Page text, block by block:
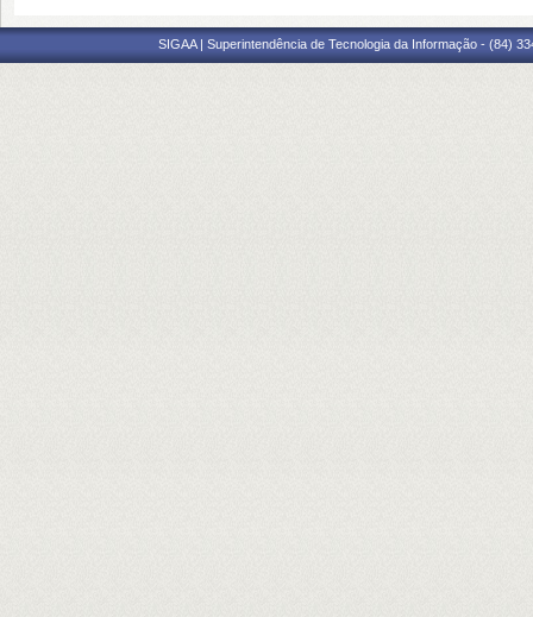
SIGAA | Superintendência de Tecnologia da Informação - (84)